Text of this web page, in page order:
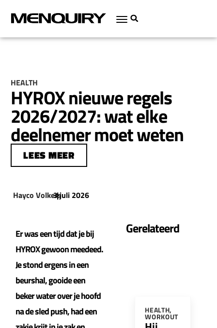
HEALTH
HYROX nieuwe regels
2026/2027: wat elke
deelnemer moet weten
LEES MEER
Hayco Volkers
|
3 juli 2026
Er was een tijd dat je bij
HYROX gewoon meedeed.
Je stond ergens in een
beurshal, gooide een
beker water over je hoofd
na de sled push, had een
Gerelateerd
HEALTH,
WORKOUT